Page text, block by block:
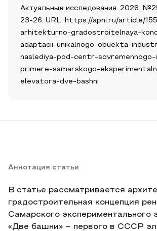
Актуальные исследования. 2026.
23-26. URL: https://apni.ru/article/
arhitekturno-gradostroitelnaya-
adaptacii-unikalnogo-obuekta-
naslediya-pod-centr-
primere-samarskogo-
elevatora-dve-bashni
Аннотация статьи
В статье рассматривается
градостроительная концепция
Самарского экспериментального
«Две башни» – первого в СССР